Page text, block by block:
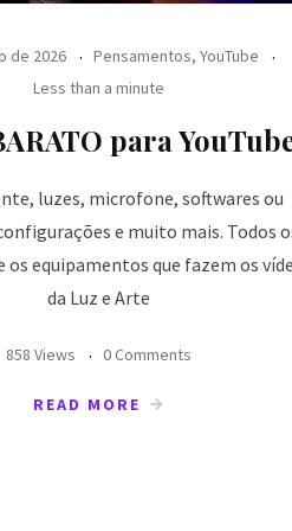
de 2026 Pensamentos, YouTube
Less than a minute
para
luzes, microfone, softwares ou
e muito mais. Todos
os equipamentos que fazem os
da Luz e Arte
858 Views 0 Comments
READ MORE